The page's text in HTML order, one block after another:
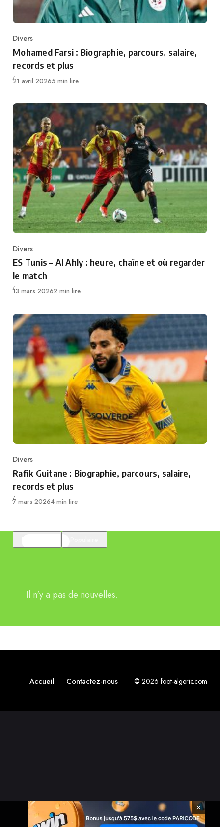
Category
Divers
Mohamed Farsi : Biographie, parcours, salaire,
records et plus
Publié
21 avril 20265 min lire
Category
Divers
ES Tunis – Al Ahly : heure, chaîne et où regarder
le match
Publié
13 mars 20262 min lire
Category
Divers
Rafik Guitane : Biographie, parcours, salaire,
records et plus
Publié
7 mars 20264 min lire
Il n'y a pas de nouvelles.
Accueil Contactez-nous © 2026 foot-algerie.com
×